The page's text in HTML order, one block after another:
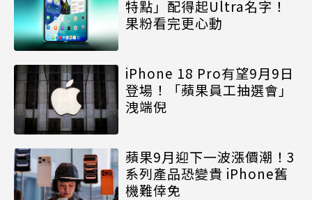
特點」配得起Ultra名字！
果粉看完更心動
iPhone 18 Pro有望9月9日
登場！「蘋果員工抽選會」
洩端倪
蘋果9月迎下一波漲價潮！3
系列產品恐變貴 iPhone舊
機難倖免